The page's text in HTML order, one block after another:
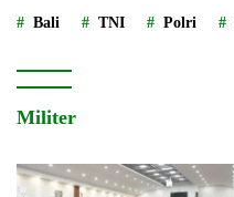
Bali TNI Polri
Militer